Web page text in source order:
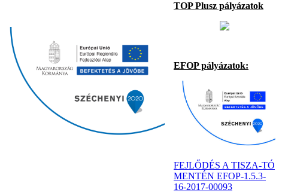
TOP Plusz pályázatok
EFOP pályázatok:
FEJLŐDÉS A TISZA-TÓ
MENTÉN EFOP-1.5.3-
16-2017-00093